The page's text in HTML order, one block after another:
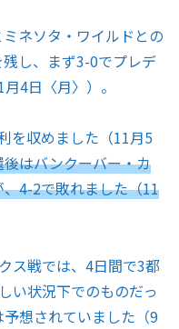
ネソタ・ワイルドとの
し、まず3-0でプレデ
4日〈月〉）。
を収めました（11月5
はバンクーバー・カ
4-2で敗れました（11
ス戦では、4日間で3都
い状況下でのものだっ
想されていました（9